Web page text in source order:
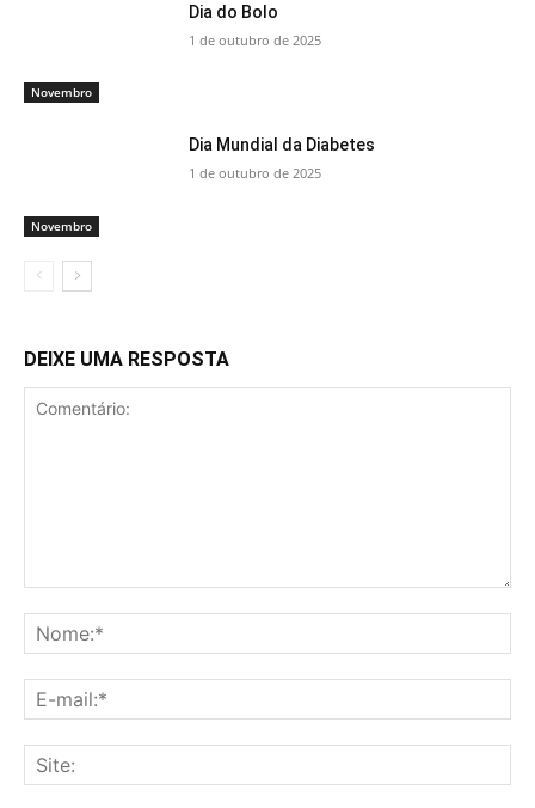
Novembro
Dia do Bolo
1 de outubro de 2025
Novembro
Dia Mundial da Diabetes
1 de outubro de 2025
DEIXE UMA RESPOSTA